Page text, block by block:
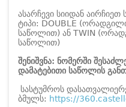
ასარჩევი სიიდან
ტიპი: DOUBLE
საწოლით) ან TWIN
საწოლით)
შენიშვნა: ნომერში
დამატებითი საწოლის
სასტუმროს
ბმულს: https://